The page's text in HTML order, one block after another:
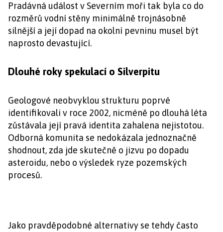
Pradávná událost v Severním moři tak byla co do
rozměrů vodní stěny minimálně trojnásobně
silnější a její dopad na okolní pevninu musel být
naprosto devastující.
Dlouhé roky spekulací o Silverpitu
Geologové neobvyklou strukturu poprvé
identifikovali v roce 2002, nicméně po dlouhá léta
zůstávala její pravá identita zahalena nejistotou.
Odborná komunita se nedokázala jednoznačně
shodnout, zda jde skutečně o jizvu po dopadu
asteroidu, nebo o výsledek ryze pozemských
procesů.
Jako pravděpodobné alternativy se tehdy často